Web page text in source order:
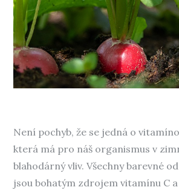
Není pochyb, že se jedná o
která má pro náš organismus v
blahodárný vliv. Všechny barevné
jsou bohatým zdrojem vitamínu C a